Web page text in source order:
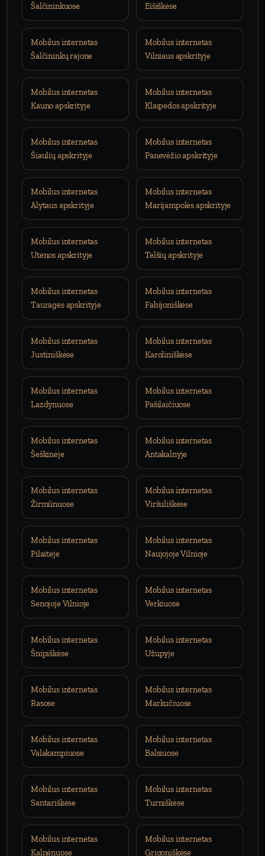
Šalčininkuose
Eišiškėse
Mobilus internetas
Šalčininkų rajone
Mobilus internetas
Vilniaus apskrityje
Mobilus internetas
Kauno apskrityje
Mobilus internetas
Klaipėdos apskrityje
Mobilus internetas
Šiaulių apskrityje
Mobilus internetas
Panevėžio apskrityje
Mobilus internetas
Alytaus apskrityje
Mobilus internetas
Marijampolės apskrityje
Mobilus internetas
Utenos apskrityje
Mobilus internetas
Telšių apskrityje
Mobilus internetas
Tauragės apskrityje
Mobilus internetas
Fabijoniškėse
Mobilus internetas
Justiniškėse
Mobilus internetas
Karoliniškėse
Mobilus internetas
Lazdynuose
Mobilus internetas
Pašilaičiuose
Mobilus internetas
Šeškinėje
Mobilus internetas
Antakalnyje
Mobilus internetas
Žirmūnuose
Mobilus internetas
Viršuliškėse
Mobilus internetas
Pilaitėje
Mobilus internetas
Naujojoje Vilnioje
Mobilus internetas
Senojoje Vilnioje
Mobilus internetas
Verkiuose
Mobilus internetas
Šnipiškėse
Mobilus internetas
Užupyje
Mobilus internetas
Rasose
Mobilus internetas
Markučiuose
Mobilus internetas
Valakampiuose
Mobilus internetas
Balsiuose
Mobilus internetas
Santariškėse
Mobilus internetas
Turniškėse
Mobilus internetas
Kalnėnuose
Mobilus internetas
Grigoniškėse